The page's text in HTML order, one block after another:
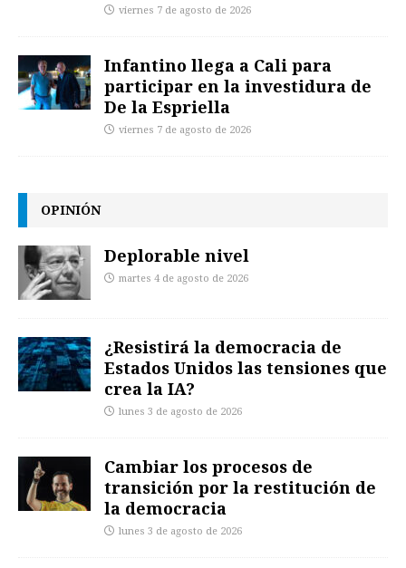
viernes 7 de agosto de 2026
Infantino llega a Cali para
participar en la investidura de
De la Espriella
viernes 7 de agosto de 2026
OPINIÓN
Deplorable nivel
martes 4 de agosto de 2026
¿Resistirá la democracia de
Estados Unidos las tensiones que
crea la IA?
lunes 3 de agosto de 2026
Cambiar los procesos de
transición por la restitución de
la democracia
lunes 3 de agosto de 2026